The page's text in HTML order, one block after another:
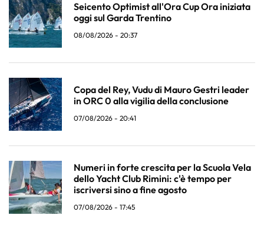
Seicento Optimist all'Ora Cup Ora iniziata
oggi sul Garda Trentino
08/08/2026 - 20:37
Copa del Rey, Vudu di Mauro Gestri leader
in ORC 0 alla vigilia della conclusione
07/08/2026 - 20:41
Numeri in forte crescita per la Scuola Vela
dello Yacht Club Rimini: c'è tempo per
iscriversi sino a fine agosto
07/08/2026 - 17:45